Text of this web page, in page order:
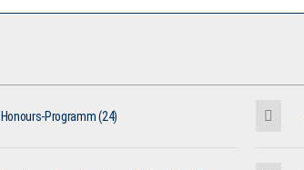
Honours-Programm (24)